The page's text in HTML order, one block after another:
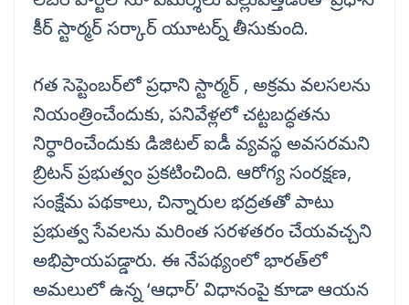
కీర్‌ స్టార్మర్‌ సర్కార్ యూటర్న్ తీసుకుంది.
గత సెప్టెంబర్‌లో ప్రధాని స్టార్మర్‌ , అక్రమ వలసలను
నియంత్రించేందుకు, పనివేళ్లలో చట్టబద్ధతను
నిర్ధారించేందుకు డిజిటల్‌ ఐడీ వ్యవస్థ అవసరమని
బ్రిటన్ ప్రభుత్వం ప్రకటించింది. ఆరోగ్య సంరక్షణ,
సంక్షేమ పథకాలు, చిన్నారుల భద్రతతో పాటు
ప్రభుత్వ సేవలను మరింత సరళతరం చేయవచ్చని
అభిప్రాయపడ్డారు. ఈ నేపథ్యంలో భారత్‌లో
అమలులో ఉన్న ‘ఆధార్‌’ విధానంపై కూడా ఆయన